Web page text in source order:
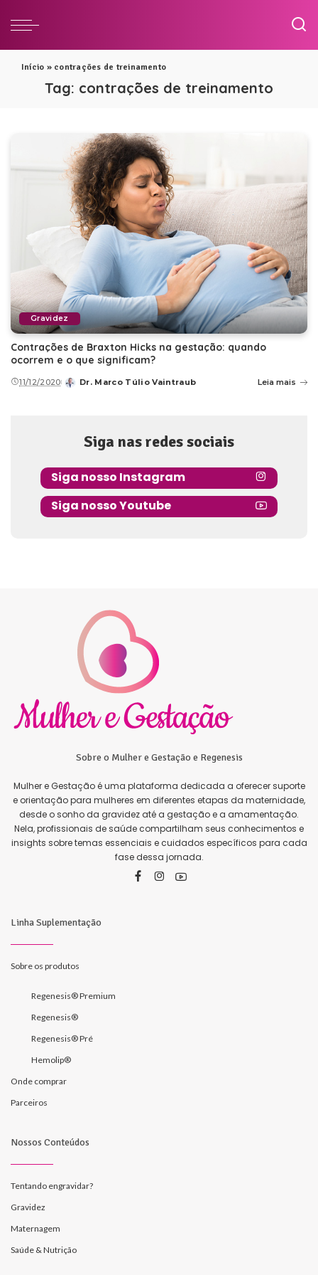
Início » contrações de treinamento
Tag: contrações de treinamento
Gravidez
Contrações de Braxton Hicks na gestação: quando
ocorrem e o que significam?
11/12/2020
Posted
Dr. Marco Túlio Vaintraub Leia mais
Siga nas redes sociais
Siga nosso Instagram
Siga nosso Youtube
Sobre o Mulher e Gestação e Regenesis
Mulher e Gestação é uma plataforma dedicada a oferecer suporte
e orientação para mulheres em diferentes etapas da maternidade,
desde o sonho da gravidez até a gestação e a amamentação.
Nela, profissionais de saúde compartilham seus conhecimentos e
insights sobre temas essenciais e cuidados específicos para cada
fase dessa jornada.
Linha Suplementação
Sobre os produtos
Regenesis® Premium
Regenesis®
Regenesis® Pré
Hemolip®
Onde comprar
Parceiros
Nossos Conteúdos
Tentando engravidar?
Gravidez
Maternagem
Saúde & Nutrição